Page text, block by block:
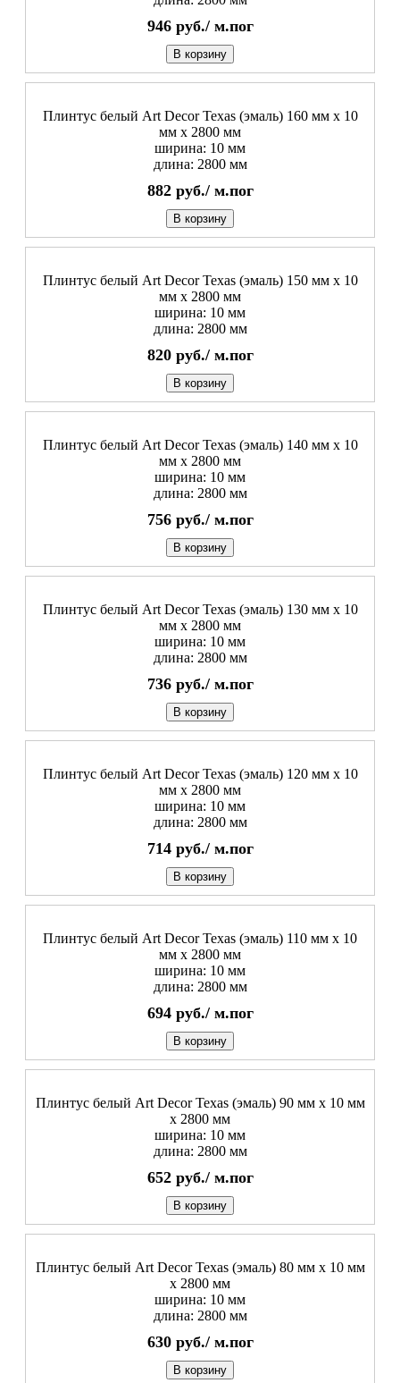
946 руб./ м.пог
В корзину
Плинтус белый Art Decor Texas (эмаль) 160 мм х 10
мм х 2800 мм
ширина: 10 мм
длина: 2800 мм
882 руб./ м.пог
В корзину
Плинтус белый Art Decor Texas (эмаль) 150 мм х 10
мм х 2800 мм
ширина: 10 мм
длина: 2800 мм
820 руб./ м.пог
В корзину
Плинтус белый Art Decor Texas (эмаль) 140 мм х 10
мм х 2800 мм
ширина: 10 мм
длина: 2800 мм
756 руб./ м.пог
В корзину
Плинтус белый Art Decor Texas (эмаль) 130 мм х 10
мм х 2800 мм
ширина: 10 мм
длина: 2800 мм
736 руб./ м.пог
В корзину
Плинтус белый Art Decor Texas (эмаль) 120 мм х 10
мм х 2800 мм
ширина: 10 мм
длина: 2800 мм
714 руб./ м.пог
В корзину
Плинтус белый Art Decor Texas (эмаль) 110 мм х 10
мм х 2800 мм
ширина: 10 мм
длина: 2800 мм
694 руб./ м.пог
В корзину
Плинтус белый Art Decor Texas (эмаль) 90 мм х 10 мм
х 2800 мм
ширина: 10 мм
длина: 2800 мм
652 руб./ м.пог
В корзину
Плинтус белый Art Decor Texas (эмаль) 80 мм х 10 мм
х 2800 мм
ширина: 10 мм
длина: 2800 мм
630 руб./ м.пог
В корзину